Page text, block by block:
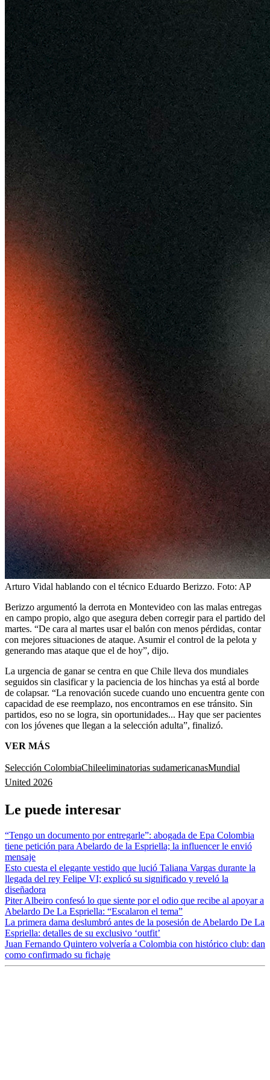
Arturo Vidal hablando con el técnico Eduardo Berizzo. Foto: AP
Berizzo argumentó la derrota en Montevideo con las malas entregas
en campo propio, algo que asegura deben corregir para el partido del
martes. “De cara al martes usar el balón con menos pérdidas, contar
con mejores situaciones de ataque. Asumir el control de la pelota y
generando mas ataque que el de hoy”, dijo.
La urgencia de ganar se centra en que Chile lleva dos mundiales
seguidos sin clasificar y la paciencia de los hinchas ya está al borde
de colapsar. “La renovación sucede cuando uno encuentra gente con
capacidad de ese reemplazo, nos encontramos en ese tránsito. Sin
partidos, eso no se logra, sin oportunidades... Hay que ser pacientes
con los jóvenes que llegan a la selección adulta”, finalizó.
VER MÁS
Selección ColombiaChileeliminatorias sudamericanasMundial
United 2026
Le puede interesar
“Tengo un documento por entregarle”: abogada de Epa Colombia
tiene petición para Abelardo de la Espriella; la influencer le envió
mensaje
Esto cuesta el elegante vestido que lució Taliana Vargas durante la
llegada del rey Felipe VI; explicó su significado y reveló la
diseñadora
Piter Albeiro confesó lo que siente por el odio que recibe al apoyar a
Abelardo De La Espriella: “Escalaron el tema”
La primera dama deslumbró antes de la posesión de Abelardo De La
Espriella: detalles de su exclusivo ‘outfit’
Juan Fernando Quintero volvería a Colombia con histórico club: dan
como confirmado su fichaje